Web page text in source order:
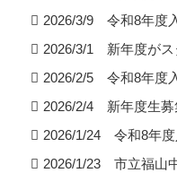
2026/3/9 令和8年度
2026/3/1 新年度がス
2026/2/5 令和8年度
2026/2/4 新年度生募
2026/1/24 令和8年
2026/1/23 市立福山